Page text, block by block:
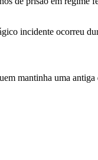
incidente ocorreu
mantinha uma